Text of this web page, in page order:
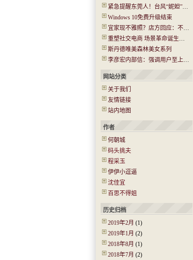
紧急提醒东莞人！台风“妮妲”今晚或登陆！将有14级大风！
Windows 10免费升级结束
宜家现不雅照？店方回应：不是北京的 已经报警(图)
重塑社交电商 场景革命诞生新机会
斯丹德唯美森林美女系列
李彦宏内部信：强调用户至上 牺牲收入在所不惜
网站分类
关于我们
友情链接
站内地图
作者
何朝城
码头挑夫
程采玉
伊伊小逗逼
沈佳宜
百思不得姐
历史归档
2019年2月 (1)
2019年1月 (2)
2018年8月 (1)
2018年7月 (2)